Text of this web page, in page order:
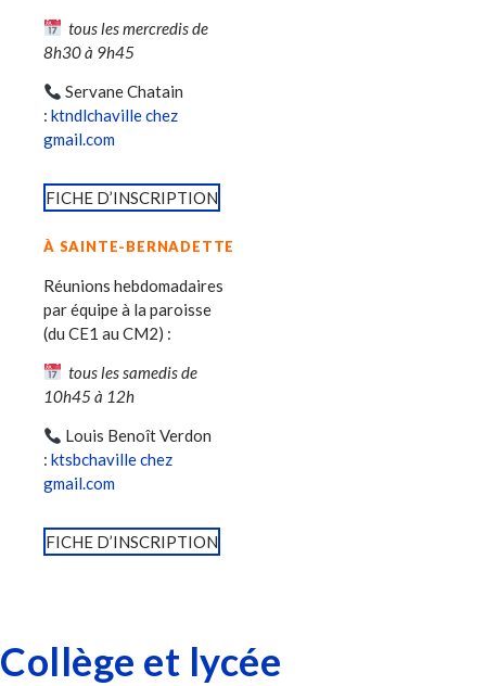
tous les mercredis de
8h30 à 9h45
Servane Chatain
: ktndlchaville chez
gmail.com
FICHE D’INSCRIPTION
À SAINTE-BERNADETTE
Réunions hebdomadaires
par équipe à la paroisse
(du CE1 au CM2) :
tous les samedis de
10h45 à 12h
Louis Benoît Verdon
: ktsbchaville chez
gmail.com
FICHE D’INSCRIPTION
Collège et lycée